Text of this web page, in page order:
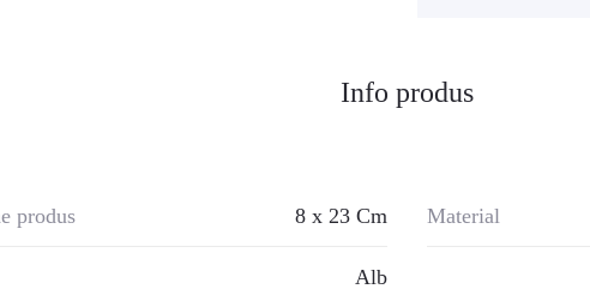
Info produs
produs 8 x 23 Cm Material
Alb